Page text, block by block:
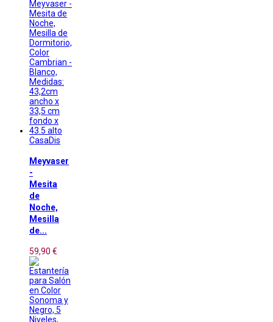
CasaDis
Meyvaser
-
Mesita
de
Noche,
Mesilla
de...
59,90 €